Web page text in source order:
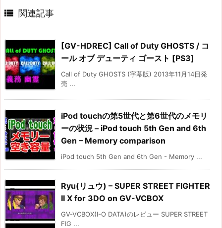
 関連記事
[GV-HDREC] Call of Duty GHOSTS / コ
ール オブ デューティ ゴースト [PS3]
Call of Duty GHOSTS (字幕版) 2013年11月14日発
売 ...
iPod touchの第5世代と第6世代のメモリ
ーの状況 – iPod touch 5th Gen and 6th
Gen – Memory comparison
iPod touch 5th Gen and 6th Gen - Memory ...
Ryu(リュウ) – SUPER STREET FIGHTER
II X for 3DO on GV-VCBOX
GV-VCBOX(I-O DATA)のレビュー SUPER STREET
FIG ...